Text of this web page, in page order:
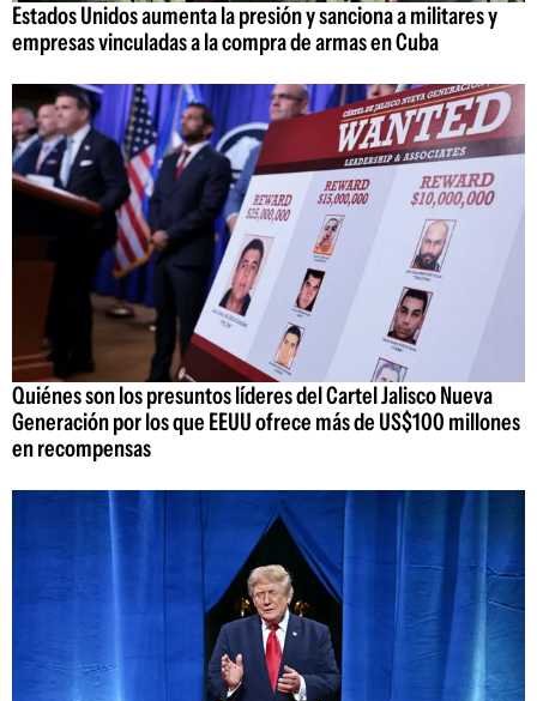
Estados Unidos aumenta la presión y sanciona a militares y
empresas vinculadas a la compra de armas en Cuba
Quiénes son los presuntos líderes del Cartel Jalisco Nueva
Generación por los que EEUU ofrece más de US$100 millones
en recompensas